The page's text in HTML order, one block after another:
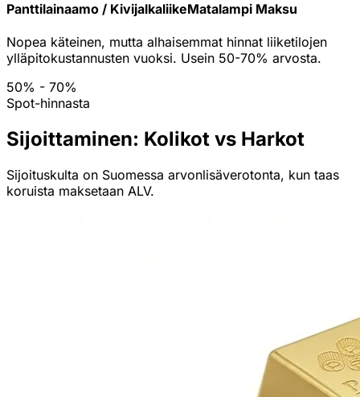
Panttilainaamo / KivijalkaliikeMatalampi Maksu
Nopea käteinen, mutta alhaisemmat hinnat liiketilojen
ylläpitokustannusten vuoksi. Usein 50-70% arvosta.
50% - 70%
Spot-hinnasta
Sijoittaminen: Kolikot vs Harkot
Sijoituskulta on Suomessa arvonlisäverotonta, kun taas
koruista maksetaan ALV.